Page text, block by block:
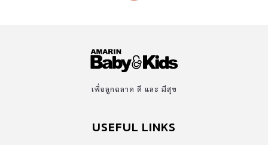
เพื่อลูกฉลาด ดี และ มีสุข
USEFUL LINKS